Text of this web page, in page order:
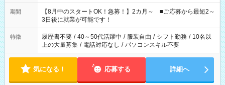
と休みを合わせたい」 「余裕を持って夕飯の準備がしたい」
「できれば残業はしたくない」 など、ご希望を教えてください
ね。 ※Wワーク希望の方へ 今ご覧のお仕事で希望する勤務時間
と、もう1つのお仕事の勤務時間。 合計で週40時間を超える場
合は応募できません。
期間
【8月中のスタートOK！急募！】2カ月～ ■ご応募から最短2～
3日後に就業が可能です！
特徴 履歴書不要 / 40～50代活躍中 / 服装自由 / シフト勤務 / 10名以
上の大量募集 / 電話対応なし / パソコンスキル不要
気になる！ 応募する 詳細へ